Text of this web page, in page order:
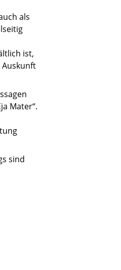
als
ist,
Auskunft
Mater“.
sind